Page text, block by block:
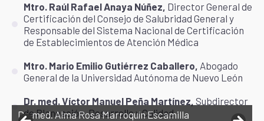
Mtro. Raúl Rafael Anaya Núñez, Director General de
Certificación del Consejo de Salubridad General y
Responsable del Sistema Nacional de Certificación
de Establecimientos de Atención Médica
Mtro. Mario Emilio Gutiérrez Caballero, Abogado
General de la Universidad Autónoma de Nuevo León
Dr. med. Víctor Manuel Peña Martínez, Subdirector
de Planeación, Desarrollo y Calidad
Dr. med. Alma Rosa Marroquín Escamilla